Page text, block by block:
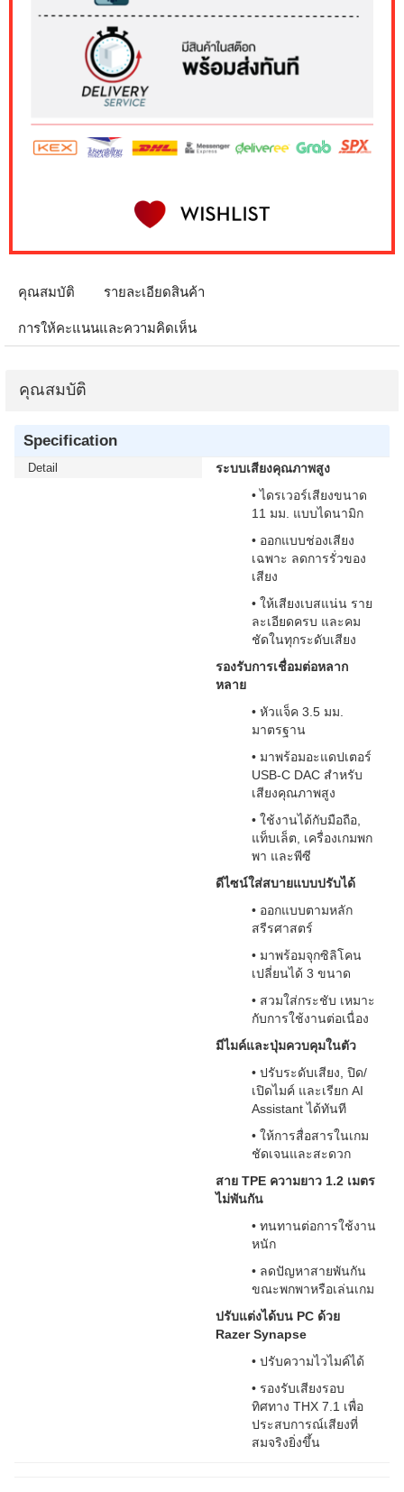
คุณสมบัติ รายละเอียดสินค้า
การให้คะแนนและความคิดเห็น
คุณสมบัติ
Specification
Detail
ระบบเสียงคุณภาพสูง
• ไดรเวอร์เสียงขนาด
11 มม. แบบไดนามิก
• ออกแบบช่องเสียง
เฉพาะ ลดการรั่วของ
เสียง
• ให้เสียงเบสแน่น ราย
ละเอียดครบ และคม
ชัดในทุกระดับเสียง
รองรับการเชื่อมต่อหลาก
หลาย
• หัวแจ็ค 3.5 มม.
มาตรฐาน
• มาพร้อมอะแดปเตอร์
USB-C DAC สำหรับ
เสียงคุณภาพสูง
• ใช้งานได้กับมือถือ,
แท็บเล็ต, เครื่องเกมพก
พา และพีซี
ดีไซน์ใส่สบายแบบปรับได้
• ออกแบบตามหลัก
สรีรศาสตร์
• มาพร้อมจุกซิลิโคน
เปลี่ยนได้ 3 ขนาด
• สวมใส่กระชับ เหมาะ
กับการใช้งานต่อเนื่อง
มีไมค์และปุ่มควบคุมในตัว
• ปรับระดับเสียง, ปิด/
เปิดไมค์ และเรียก AI
Assistant ได้ทันที
• ให้การสื่อสารในเกม
ชัดเจนและสะดวก
สาย TPE ความยาว 1.2 เมตร
ไม่พันกัน
• ทนทานต่อการใช้งาน
หนัก
• ลดปัญหาสายพันกัน
ขณะพกพาหรือเล่นเกม
ปรับแต่งได้บน PC ด้วย
Razer Synapse
• ปรับความไวไมค์ได้
• รองรับเสียงรอบ
ทิศทาง THX 7.1 เพื่อ
ประสบการณ์เสียงที่
สมจริงยิ่งขึ้น